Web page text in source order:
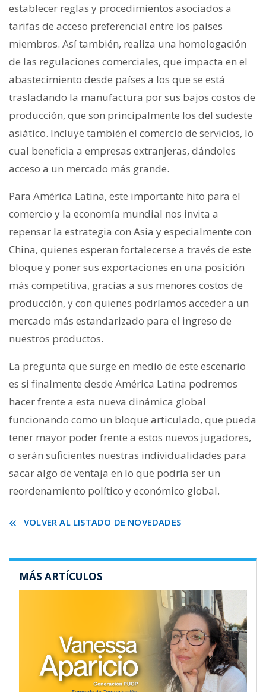
establecer reglas y procedimientos asociados a
tarifas de acceso preferencial entre los países
miembros. Así también, realiza una homologación
de las regulaciones comerciales, que impacta en el
abastecimiento desde países a los que se está
trasladando la manufactura por sus bajos costos de
producción, que son principalmente los del sudeste
asiático. Incluye también el comercio de servicios, lo
cual beneficia a empresas extranjeras, dándoles
acceso a un mercado más grande.
Para América Latina, este importante hito para el
comercio y la economía mundial nos invita a
repensar la estrategia con Asia y especialmente con
China, quienes esperan fortalecerse a través de este
bloque y poner sus exportaciones en una posición
más competitiva, gracias a sus menores costos de
producción, y con quienes podríamos acceder a un
mercado más estandarizado para el ingreso de
nuestros productos.
La pregunta que surge en medio de este escenario
es si finalmente desde América Latina podremos
hacer frente a esta nueva dinámica global
funcionando como un bloque articulado, que pueda
tener mayor poder frente a estos nuevos jugadores,
o serán suficientes nuestras individualidades para
sacar algo de ventaja en lo que podría ser un
reordenamiento político y económico global.
VOLVER AL LISTADO DE NOVEDADES
MÁS ARTÍCULOS